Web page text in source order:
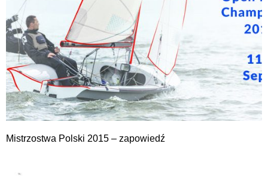
Mistrzostwa Polski 2015 – zapowiedź